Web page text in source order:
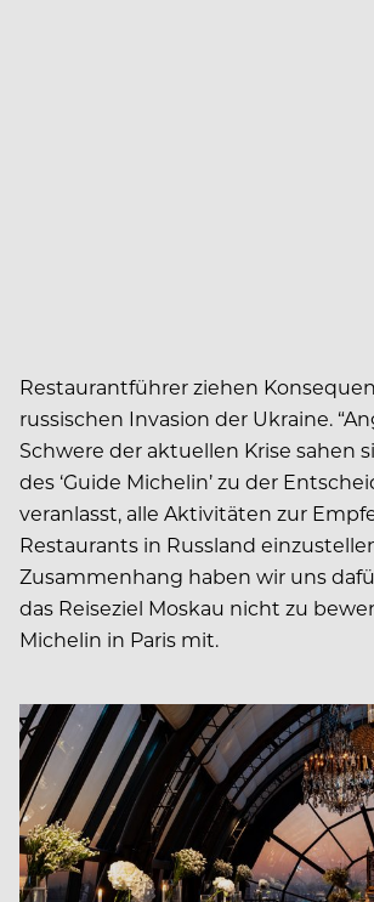
Restaurantführer ziehen
russischen Invasion der Ukraine.
Schwere der aktuellen Krise sahen
des ‘Guide Michelin’ zu der
veranlasst, alle Aktivitäten zur
Restaurants in Russland
Zusammenhang haben wir uns
das Reiseziel Moskau nicht zu
Michelin in Paris mit.